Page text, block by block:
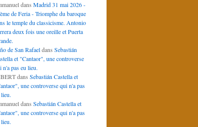
dans Madrid 31 mai 2026 -
de Feria - Triomphe du baroque
le temple du classicisme. Antonio
deux fois une oreille et Puerta
de San Rafaeldans Sebastián
et "Cantaor", une controverse
n'a pas eu lieu.
dans Sebastián Castella et
une controverse qui n'a pas
dans Sebastián Castella et
une controverse qui n'a pas